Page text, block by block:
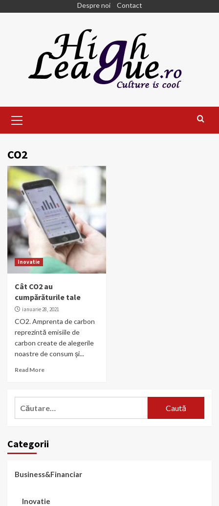
Despre noi Contact
Menu
CO2
Inovatie
Cât CO2 au
cumpărăturile tale
ianuarie 28, 2021
CO2. Amprenta de carbon
reprezintă emisiile de
carbon create de alegerile
noastre de consum și...
Read More
Categorii
Business&Financiar
Inovatie